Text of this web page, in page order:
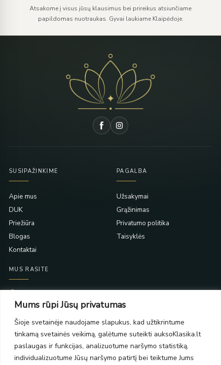
Mums rūpi Jūsų privatumas
Šioje svetainėje naudojame slapukus, kad užtikrintume
tinkamą svetainės veikimą, galėtume suteikti auksoKlasika.lt
paslaugas ir funkcijas, analizuotume naršymo statistiką,
individualizuotume Jūsų naršymo patirtį bei teiktume Jums
Atsakome į visus jūsų klausimus bei prireikus atsiunčiame
papildomas nuotraukas. Gyvai laukiame Klaipėdoje.
SUSIPAŽINKIME
Apie mus
DUK
Priežiūra
Blogas
Kontaktai
PAGALBA
Užsakymai
Grąžinimas
Privatumo politika
Taisyklės
MUS RASITE
PC Molas, Klaipėda
PC BIG 2, Klaipėda
Šilutės pl. 35
PC Banginis, Klaipėda
NAUJIENLAIŠKIS